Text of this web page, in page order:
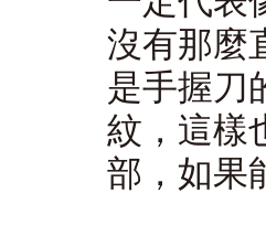
沒有那麼
是手握刀
紋，這樣
部，如果